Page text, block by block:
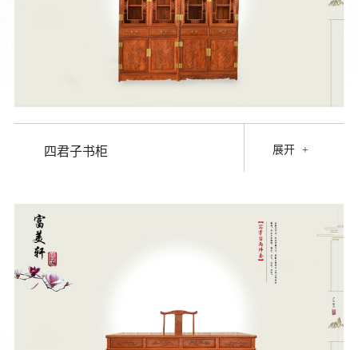
四君子书柜 展开 +